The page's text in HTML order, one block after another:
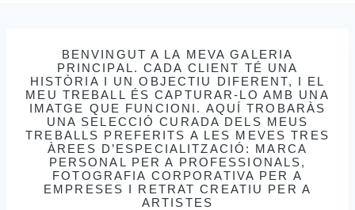
BENVINGUT A LA MEVA GALERIA
PRINCIPAL. CADA CLIENT TÉ UNA
HISTÒRIA I UN OBJECTIU DIFERENT, I EL
MEU TREBALL ÉS CAPTURAR-LO AMB UNA
IMATGE QUE FUNCIONI. AQUÍ TROBARÀS
UNA SELECCIÓ CURADA DELS MEUS
TREBALLS PREFERITS A LES MEVES TRES
ÀREES D’ESPECIALITZACIÓ: MARCA
PERSONAL PER A PROFESSIONALS,
FOTOGRAFIA CORPORATIVA PER A
EMPRESES I RETRAT CREATIU PER A
ARTISTES